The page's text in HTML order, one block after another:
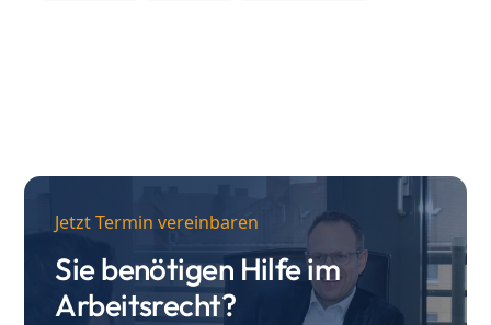
Jetzt Termin vereinbaren
Sie benötigen Hilfe im
Arbeitsrecht?